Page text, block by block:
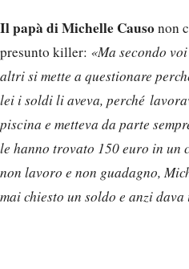
Il papà di Michelle Causonon
presunto killer: «Ma secondo
altri si mette a questionare
lei i soldi li aveva, perché
piscina e metteva da parte
le hanno trovato 150 euro in un
non lavoro e non guadagno,
mai chiesto un soldo e anzi